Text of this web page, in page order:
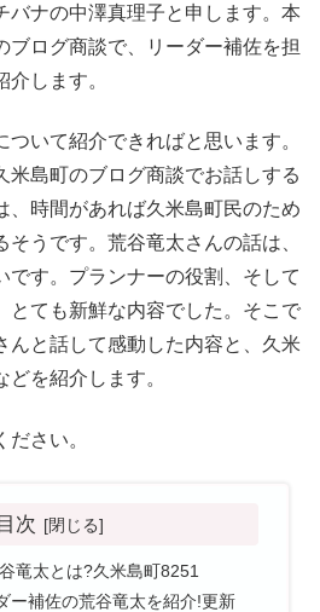
バナの中澤真理子と申します。本
ブログ商談で、リーダー補佐を担
します。
いて紹介できればと思います。
米島町のブログ商談でお話しする
、時間があれば久米島町民のため
うです。荒谷竜太さんの話は、
です。プランナーの役割、そして
とても新鮮な内容でした。そこで
んと話して感動した内容と、久米
を紹介します。
さい。
次
竜太とは?久米島町8251
ー補佐の荒谷竜太を紹介!更新